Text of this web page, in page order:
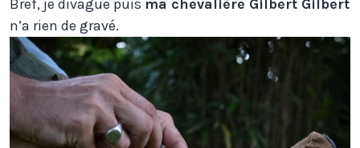
Bref, je divague puis ma chevalière Gilbert Gilbert
n’a rien de gravé.